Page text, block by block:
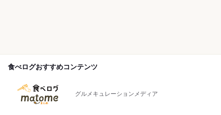
食べログおすすめコンテンツ
グルメキュレーションメディア